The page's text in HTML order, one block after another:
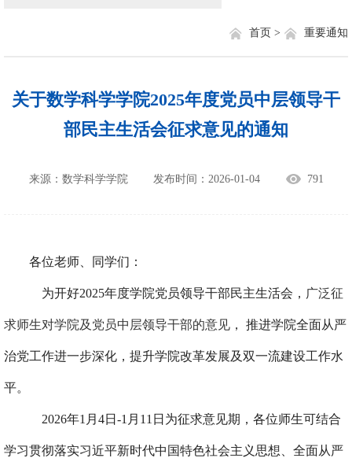
重要通知
首页 >
关于数学科学学院2025年度党员中层领导干
部民主生活会征求意见的通知
来源：数学科学学院 发布时间：2026-01-04 791
各位老师、同学们：
为开好2025年度学院党员领导干部民主生活会， 广泛征
求师生对学院及党员中层领导干部的意见 ， 推进学院全面从严
治党工作进一步深化，提升学院改革发展及双一流建设工作水
平。
2026年1月4日-1月11日为征求意见期，各位师生可结合
学习贯彻落实习近平新时代中国特色社会主义思想、全面从严